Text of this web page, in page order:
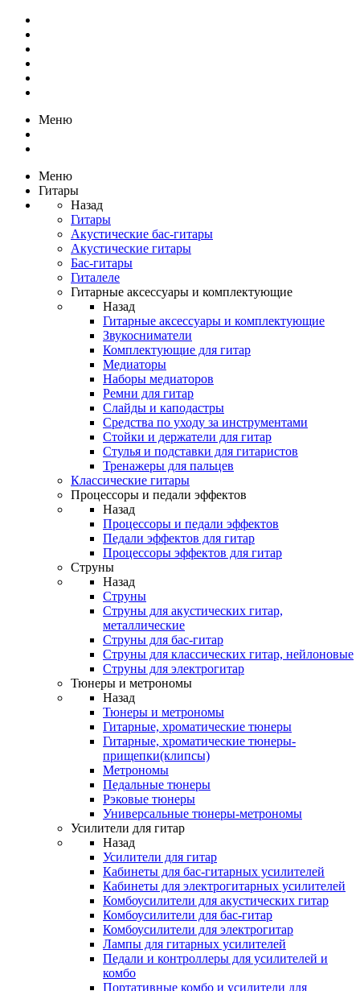
Меню
Меню
Гитары
Назад
Гитары
Акустические бас-гитары
Акустические гитары
Бас-гитары
Гиталеле
Гитарные аксессуары и комплектующие
Назад
Гитарные аксессуары и комплектующие
Звукосниматели
Комплектующие для гитар
Медиаторы
Наборы медиаторов
Ремни для гитар
Слайды и каподастры
Средства по уходу за инструментами
Стойки и держатели для гитар
Стулья и подставки для гитаристов
Тренажеры для пальцев
Классические гитары
Процессоры и педали эффектов
Назад
Процессоры и педали эффектов
Педали эффектов для гитар
Процессоры эффектов для гитар
Струны
Назад
Струны
Струны для акустических гитар,
металлические
Струны для бас-гитар
Струны для классических гитар, нейлоновые
Струны для электрогитар
Тюнеры и метрономы
Назад
Тюнеры и метрономы
Гитарные, хроматические тюнеры
Гитарные, хроматические тюнеры-
прищепки(клипсы)
Метрономы
Педальные тюнеры
Рэковые тюнеры
Универсальные тюнеры-метрономы
Усилители для гитар
Назад
Усилители для гитар
Кабинеты для бас-гитарных усилителей
Кабинеты для электрогитарных усилителей
Комбоусилители для акустических гитар
Комбоусилители для бас-гитар
Комбоусилители для электрогитар
Лампы для гитарных усилителей
Педали и контроллеры для усилителей и
комбо
Портативные комбо и усилители для